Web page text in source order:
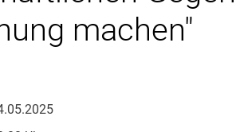
machen"